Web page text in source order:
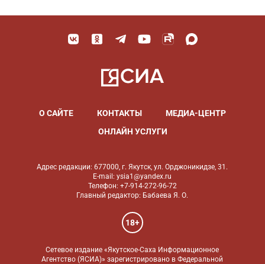
О САЙТЕ КОНТАКТЫ
МЕДИА-ЦЕНТР
ОНЛАЙН УСЛУГИ
Адрес редакции: 677000, г. Якутск, ул. Орджоникидзе, 31.
E-mail: ysia1@yandex.ru
Телефон: +7-914-272-96-72
Главный редактор: Бабаева Я. О.
18+
Сетевое издание «Якутское-Саха Информационное
Агентство (ЯСИА)» зарегистрировано в Федеральной